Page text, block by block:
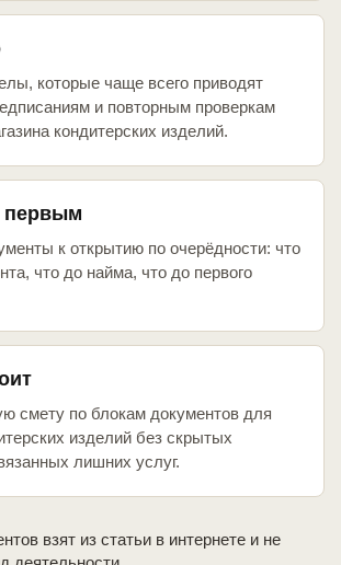
которые чаще всего приводят
и повторным проверкам
кондитерских изделий.
первым
к открытию по очерёдности: что
что до найма, что до первого
смету по блокам документов для
изделий без скрытых
лишних услуг.
взят из статьи в интернете и не